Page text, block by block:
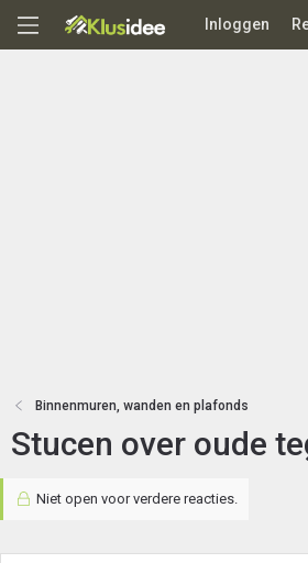
Inloggen
Binnenmuren, wanden en plafonds
Stucen over oude
Niet open voor verdere reacties.